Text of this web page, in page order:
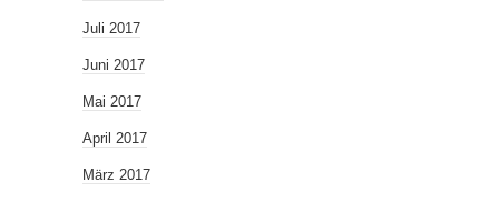
Juli 2017
Juni 2017
Mai 2017
April 2017
März 2017